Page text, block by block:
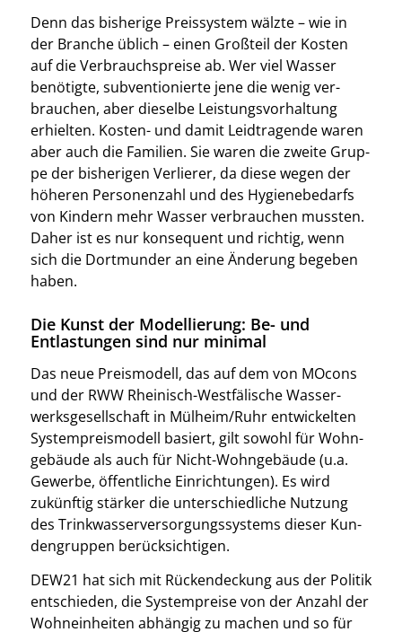
Denn das bis­he­ri­ge Preis­sys­tem wälz­te – wie in
der Bran­che üblich – einen Groß­teil der Kos­ten
auf die Ver­brauchs­prei­se ab. Wer viel Was­ser
benö­tig­te, sub­ven­tio­nier­te jene die wenig ver­
brau­chen, aber die­sel­be Leis­tungs­vor­hal­tung
erhiel­ten. Kos­ten- und damit Leid­tra­gen­de waren
aber auch die Fami­li­en. Sie waren die zwei­te Grup­
pe der bis­he­ri­gen Ver­lie­rer, da die­se wegen der
höhe­ren Per­so­nen­zahl und des Hygie­ne­be­darfs
von Kin­dern mehr Was­ser ver­brau­chen muss­ten.
Daher ist es nur kon­se­quent und rich­tig, wenn
sich die Dort­mun­der an eine Ände­rung bege­ben
haben.
Die Kunst der Modellierung: Be- und
Entlastungen sind nur minimal
Das neue Preis­mo­dell, das auf dem von MOcons
und der RWW Rhei­nisch-West­fä­li­sche Was­ser­
werks­ge­sell­schaft in Mülheim/Ruhr ent­wi­ckel­ten
Sys­tem­preis­mo­dell basiert, gilt sowohl für Wohn­
ge­bäu­de als auch für Nicht-Wohn­ge­bäu­de (u.a.
Gewer­be, öffent­li­che Ein­rich­tun­gen). Es wird
zukünf­tig stär­ker die unter­schied­li­che Nut­zung
des Trink­was­ser­ver­sor­gungs­sys­tems die­ser Kun­
den­grup­pen berück­sich­ti­gen.
DEW21 hat sich mit Rücken­de­ckung aus der Poli­tik
ent­schie­den, die Sys­tem­prei­se von der Anzahl der
Wohn­ein­hei­ten abhän­gig zu machen und so für